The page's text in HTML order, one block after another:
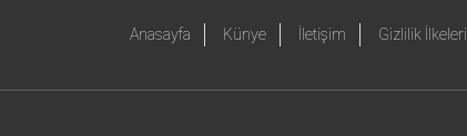
Anasayfa Künye İletişim Gizlilik İlkeleri